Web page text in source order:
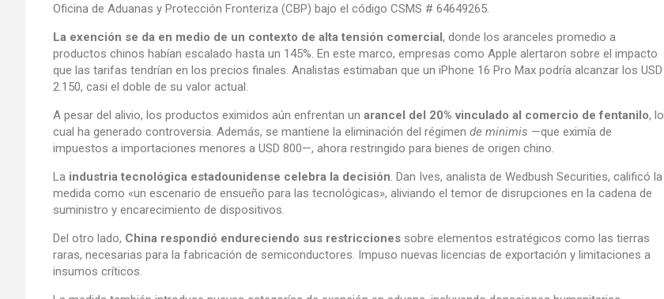
Oficina de Aduanas y Protección Fronteriza (CBP) bajo el código CSMS # 64649265.
La exención se da en medio de un contexto de alta tensión comercial, donde los aranceles promedio a
productos chinos habían escalado hasta un 145%. En este marco, empresas como Apple alertaron sobre el impacto
que las tarifas tendrían en los precios finales. Analistas estimaban que un iPhone 16 Pro Max podría alcanzar los USD
2.150, casi el doble de su valor actual.
A pesar del alivio, los productos eximidos aún enfrentan un arancel del 20% vinculado al comercio de fentanilo, lo
cual ha generado controversia. Además, se mantiene la eliminación del régimen de minimis —que eximía de
impuestos a importaciones menores a USD 800—, ahora restringido para bienes de origen chino.
La industria tecnológica estadounidense celebra la decisión. Dan Ives, analista de Wedbush Securities, calificó la
medida como «un escenario de ensueño para las tecnológicas», aliviando el temor de disrupciones en la cadena de
suministro y encarecimiento de dispositivos.
Del otro lado, China respondió endureciendo sus restricciones sobre elementos estratégicos como las tierras
raras, necesarias para la fabricación de semiconductores. Impuso nuevas licencias de exportación y limitaciones a
insumos críticos.